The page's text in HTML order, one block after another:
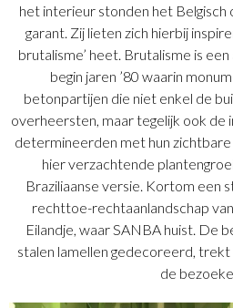
het interieur stonden het
garant. Zij lieten zich hierbij
brutalisme’ heet. Brutalisme is
begin jaren ’80 waarin
betonpartijen die niet enkel de
overheersten, maar tegelijk ook de
determineerden met hun
hier verzachtende
Braziliaanse versie. Kortom een
rechttoe-rechtaanlandschap
Eilandje, waar SANBA huist. De
stalen lamellen gedecoreerd, trekt
de